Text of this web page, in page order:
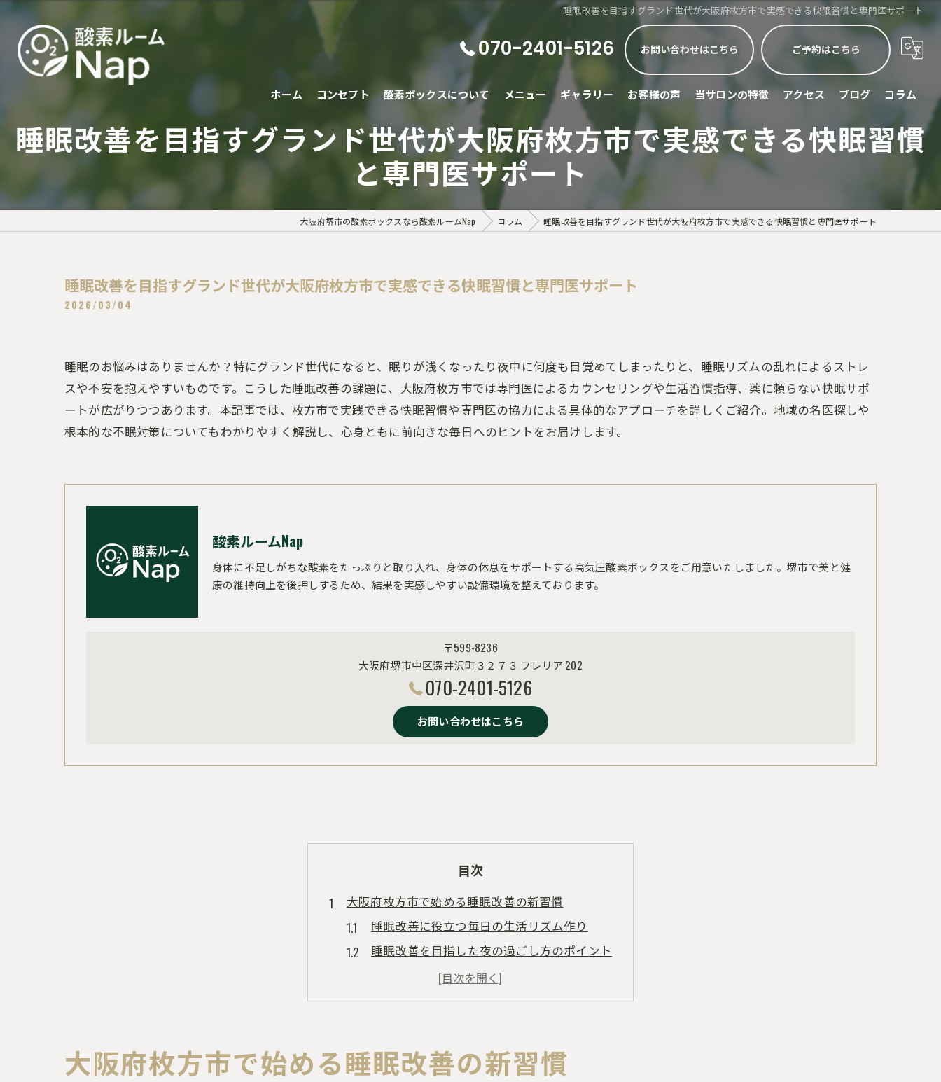
睡眠改善を目指すグランド世代が大阪府枚方市で実感できる快眠習慣と専門医サポート
070-2401-5126 お問い合わせはこちら ご予約はこちら
ホーム コンセプト 酸素ボックスについて メニュー ギャラリー お客様の声 当サロンの特徴
睡眠不足
眼精疲労
アクセス ブログ コラム
睡眠改善を目指すグランド世代が大阪府枚方市で実感できる快眠習慣
と専門医サポート
大阪府堺市の酸素ボックスなら酸素ルームNap コラム 睡眠改善を目指すグランド世代が大阪府枚方市で実感できる快眠習慣と専門医サポート
睡眠改善を目指すグランド世代が大阪府枚方市で実感できる快眠習慣と専門医サポート
2026/03/04
睡眠のお悩みはありませんか？特にグランド世代になると、眠りが浅くなったり夜中に何度も目覚めてしまったりと、睡眠リズムの乱れによるストレ
スや不安を抱えやすいものです。こうした睡眠改善の課題に、大阪府枚方市では専門医によるカウンセリングや生活習慣指導、薬に頼らない快眠サポ
ートが広がりつつあります。本記事では、枚方市で実践できる快眠習慣や専門医の協力による具体的なアプローチを詳しくご紹介。地域の名医探しや
根本的な不眠対策についてもわかりやすく解説し、心身ともに前向きな毎日へのヒントをお届けします。
酸素ルームNap
身体に不足しがちな酸素をたっぷりと取り入れ、身体の休息をサポートする高気圧酸素ボックスをご用意いたしました。堺市で美と健
康の維持向上を後押しするため、結果を実感しやすい設備環境を整えております。
〒599-8236
大阪府堺市中区深井沢町３２７３ フレリア 202
070-2401-5126
お問い合わせはこちら
目次
大阪府枚方市で始める睡眠改善の新習慣
睡眠改善に役立つ毎日の生活リズム作り
睡眠改善を目指した夜の過ごし方のポイント
グランド世代のための睡眠改善実践法
大阪府枚方市で広がる睡眠改善サポート
グランド世代が実感する眠りの質向上法
グランド世代が感じる睡眠改善の効果と変化
大阪府枚方市で始める睡眠改善の新習慣